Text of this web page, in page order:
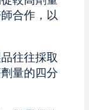
合作，以
往往採取
量的四分